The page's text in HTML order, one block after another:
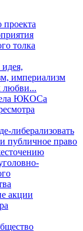
толка
империализм
любви...
ЮКОСа
либерализовать
публичное право
акции